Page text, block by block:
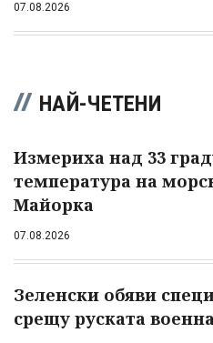
07.08.2026
НАЙ-ЧЕТЕНИ
Измериха над 33
температура на
Майорка
07.08.2026
Зеленски обяви
срещу руската